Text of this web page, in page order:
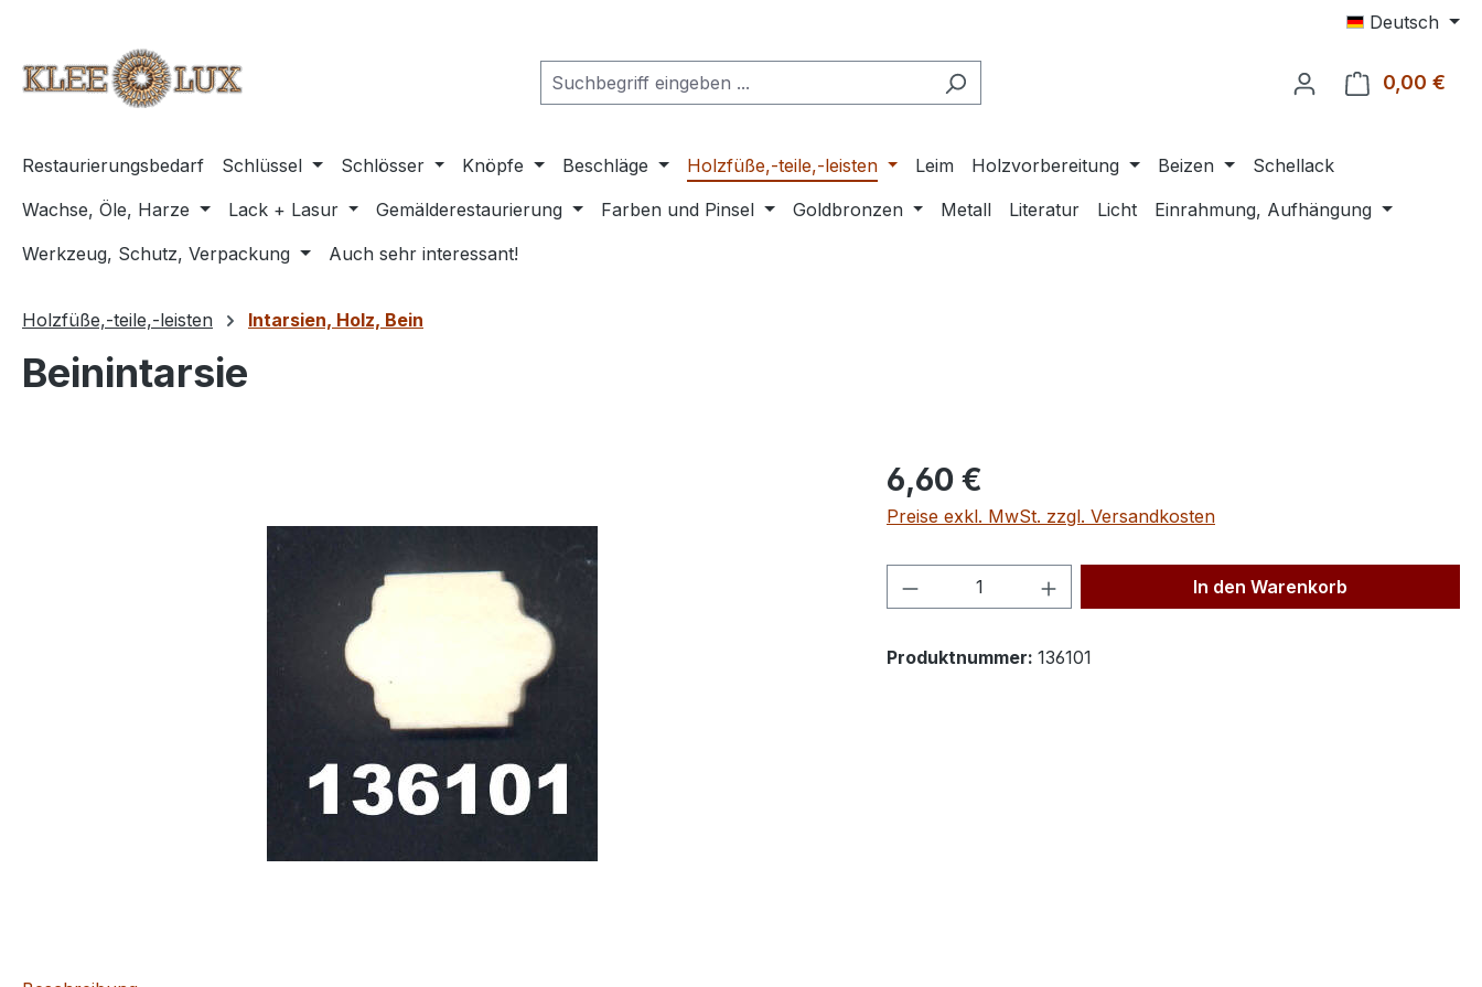
Deutsch
0,00 €
Restaurierungsbedarf Schlüssel Schlösser Knöpfe Beschläge Holzfüße,-teile,-leisten Leim Holzvorbereitung Beizen
Schellack
Wachse, Öle, Harze
Lack + Lasur Gemälderestaurierung Farben und Pinsel Goldbronzen Metall Literatur Licht
Einrahmung, Aufhängung
Werkzeug, Schutz, Verpackung
Auch sehr interessant!
Holzfüße,-teile,-leisten Intarsien, Holz, Bein
Beinintarsie
Regulärer Preis:
6,60 €
Preise exkl. MwSt. zzgl. Versandkosten
Produkt Anzahl: Gib den gewünschten Wert
In den Warenkorb
Produktnummer: 136101